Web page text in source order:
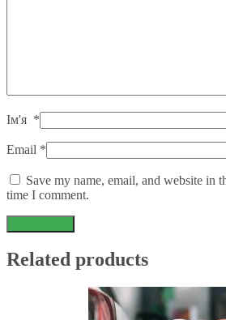
Ім'я *
Email *
Save my name, email, and website in
time I comment.
Related products